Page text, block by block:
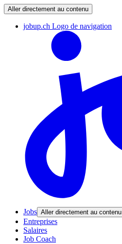
Aller directement au contenu
jobup.ch Logo de navigation
Jobs Aller directement au contenu
Entreprises
Salaires
Job Coach